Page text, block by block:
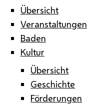
Übersicht
Veranstaltungen
Baden
Kultur
Übersicht
Geschichte
Förderungen